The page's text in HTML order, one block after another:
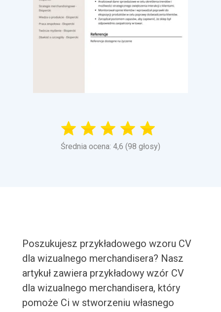
Średnia ocena: 4,6 (98 głosy)
Poszukujesz przykładowego wzoru CV
dla wizualnego merchandisera? Nasz
artykuł zawiera przykładowy wzór CV
dla wizualnego merchandisera, który
pomoże Ci w stworzeniu własnego